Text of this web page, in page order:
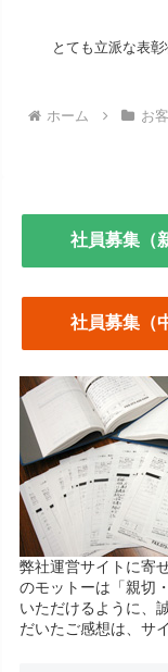
とても立派な表
ホーム お
社員募集（
社員募集（
弊社運営サイトに寄
のモットーは「親切
いただけるように、
だいたご感想は、サ